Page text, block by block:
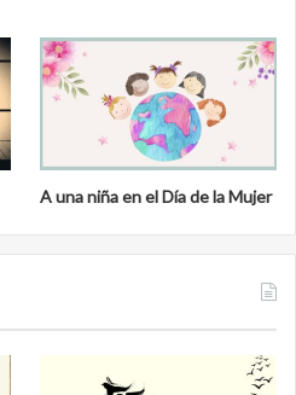
A una niña en el Día de la Mujer